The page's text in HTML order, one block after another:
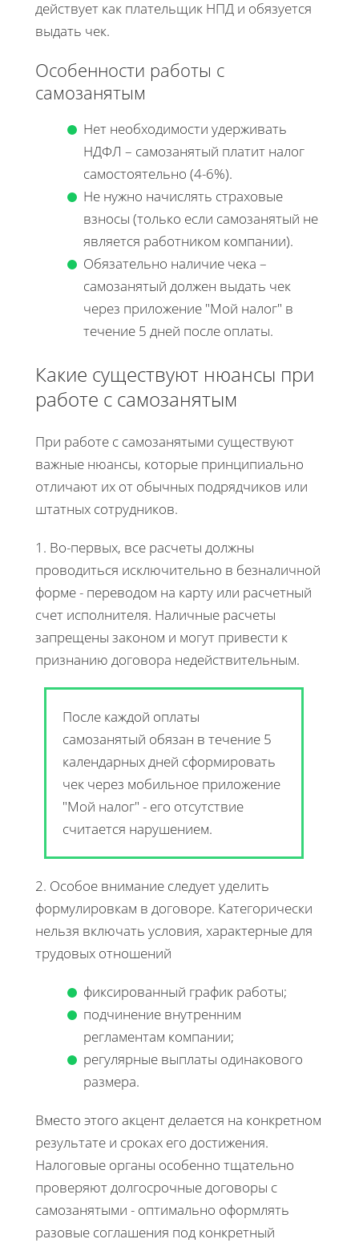
действует как плательщик НПД и обязуется
выдать чек.
Особенности работы с
самозанятым
Нет необходимости удерживать
НДФЛ – самозанятый платит налог
самостоятельно (4-6%).
Не нужно начислять страховые
взносы (только если самозанятый не
является работником компании).
Обязательно наличие чека –
самозанятый должен выдать чек
через приложение "Мой налог" в
течение 5 дней после оплаты.
Какие существуют нюансы при
работе с самозанятым
При работе с самозанятыми существуют
важные нюансы, которые принципиально
отличают их от обычных подрядчиков или
штатных сотрудников.
1. Во-первых, все расчеты должны
проводиться исключительно в безналичной
форме - переводом на карту или расчетный
счет исполнителя. Наличные расчеты
запрещены законом и могут привести к
признанию договора недействительным.
После каждой оплаты
самозанятый обязан в течение 5
календарных дней сформировать
чек через мобильное приложение
"Мой налог" - его отсутствие
считается нарушением.
2. Особое внимание следует уделить
формулировкам в договоре. Категорически
нельзя включать условия, характерные для
трудовых отношений
фиксированный график работы;
подчинение внутренним
регламентам компании;
регулярные выплаты одинакового
размера.
Вместо этого акцент делается на конкретном
результате и сроках его достижения.
Налоговые органы особенно тщательно
проверяют долгосрочные договоры с
самозанятыми - оптимально оформлять
разовые соглашения под конкретный